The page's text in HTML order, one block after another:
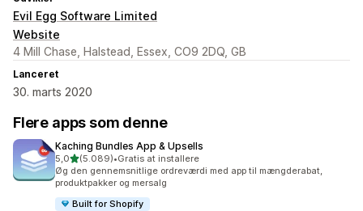
Evil Egg Software Limited
Website
4 Mill Chase, Halstead, Essex, CO9 2DQ, GB
Lanceret
30. marts 2020
Flere apps som denne
Kaching Bundles App & Upsells
5,0ud af 5 stjerner
(5.089)
5089 anmeldelser i alt
•Gratis at installere
Øg den gennemsnitlige ordreværdi med app til mængderabat,
produktpakker og mersalg
Built for Shopify